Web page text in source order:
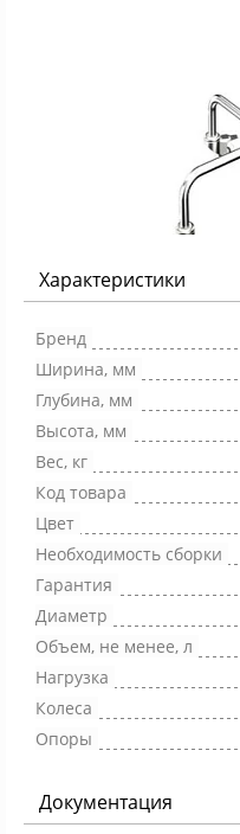
Характеристики
Бренд
Ширина, мм
Глубина, мм
Высота, мм
Вес, кг
Код товара
Цвет
Необходимость сборки
Гарантия
Диаметр
Объем, не менее, л
Нагрузка
Колеса
Опоры
Документация